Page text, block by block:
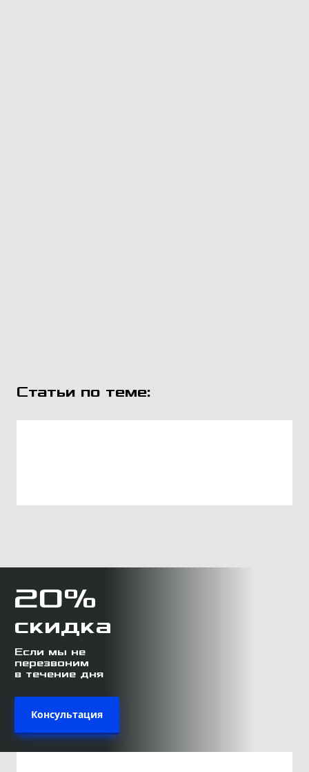
Статьи по теме:
20%
скидка
Если мы не
перезвоним
в течение дня
Консультация